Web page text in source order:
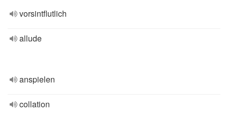
vorsintflutlich
allude
anspielen
collation